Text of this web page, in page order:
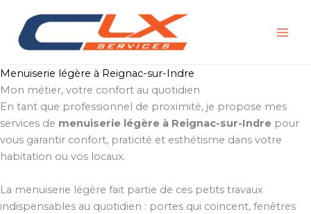
contenu
Menuiserie légère à Reignac-sur-Indre
Mon métier, votre confort au quotidien
En tant que professionnel de proximité, je propose mes
services de menuiserie légère à Reignac-sur-Indre pour
vous garantir confort, praticité et esthétisme dans votre
habitation ou vos locaux.
La menuiserie légère fait partie de ces petits travaux
indispensables au quotidien : portes qui coincent, fenêtres